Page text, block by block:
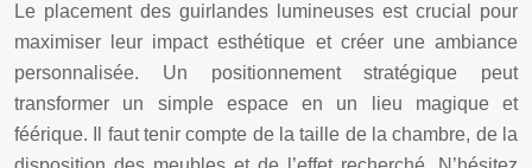
Le placement des guirlandes lumineuses est crucial pour
maximiser leur impact esthétique et créer une ambiance
personnalisée. Un positionnement stratégique peut
transformer un simple espace en un lieu magique et
féérique. Il faut tenir compte de la taille de la chambre, de la